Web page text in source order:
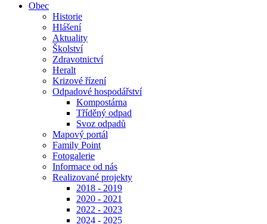
Obec
Historie
Hlášení
Aktuality
Školství
Zdravotnictví
Heralt
Krizové řízení
Odpadové hospodářství
Kompostárna
Tříděný odpad
Svoz odpadů
Mapový portál
Family Point
Fotogalerie
Informace od nás
Realizované projekty
2018 - 2019
2020 - 2021
2022 - 2023
2024 - 2025